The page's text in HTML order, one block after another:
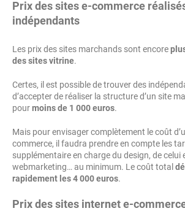
Prix des sites e-commerce
indépendants
Les prix des sites marchands sont encore
des sites vitrine.
Certes, il est possible de trouver des
d’accepter de réaliser la structure d’un site
pourmoins de 1 000 euros.
Mais pour envisager complètement le coût
commerce, il faudra prendre en compte les
supplémentaire en charge du design, de celui
webmarketing… au minimum. Le coût total
rapidement les 4 000 euros.
Prix des sites internet e-